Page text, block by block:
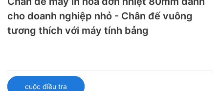
cho doanh nghiệp nhỏ - Chân đế vuông
tương thích với máy tính bảng
cuộc điều tra